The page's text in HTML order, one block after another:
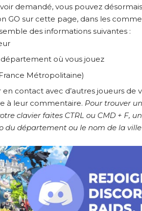
demandé, vous pouvez
GO sur cette page, dans les
des informations suivantes :
où vous jouez
Métropolitaine)
en contact avec d’autres joueurs
à leur commentaire. Pour trouver
clavier faites CTRL ou CMD + F,
du département ou le nom de la